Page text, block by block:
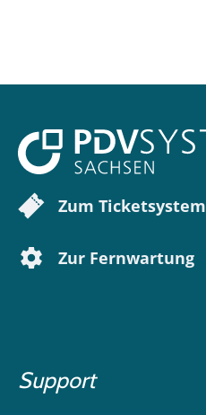
Zum Ticketsystem
Zur Fernwartung
Support